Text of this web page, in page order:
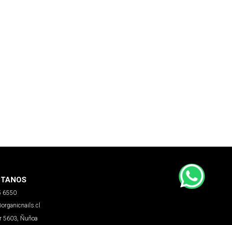
6550
5603, Ñuñoa